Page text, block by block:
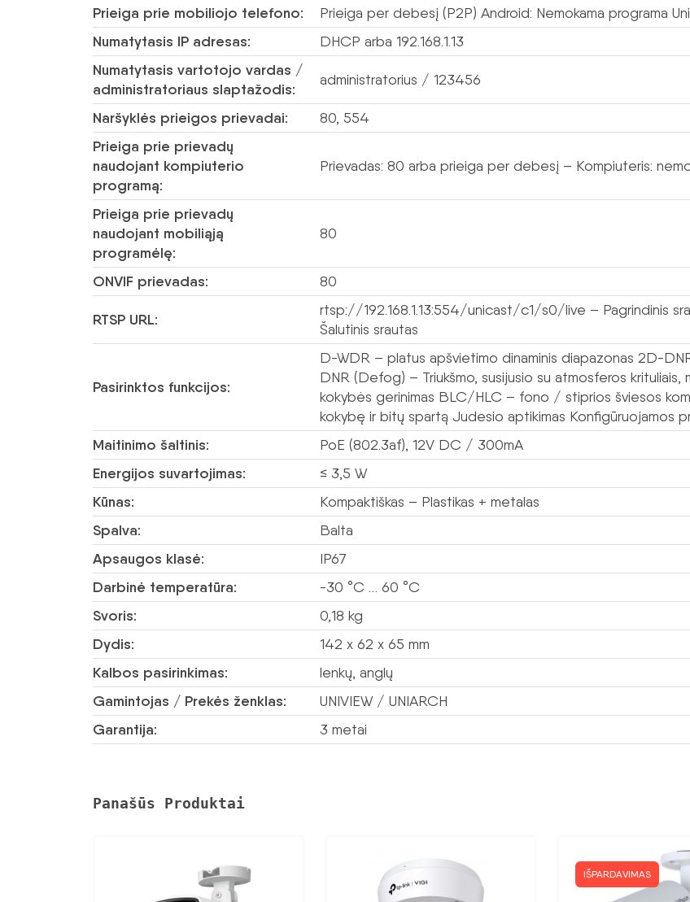
Prieiga prie mobiliojo telefono: Prieiga per debesį (P2P) Android: Nemokama programa
Numatytasis IP adresas: DHCP arba 192.168.1.13
Numatytasis vartotojo vardas /
administratoriaus slaptažodis:
administratorius / 123456
Naršyklės prieigos prievadai: 80, 554
Prieiga prie prievadų
naudojant kompiuterio
programą:
Prievadas: 80 arba prieiga per debesį – Kompiuteris:
Prieiga prie prievadų
naudojant mobiliąją
programėlę:
80
ONVIF prievadas: 80
RTSP URL:
rtsp://192.168.1.13:554/unicast/c1/s0/live – Pagrindinis
Šalutinis srautas
Pasirinktos funkcijos:
D-WDR – platus apšvietimo dinaminis diapazonas 2D-
DNR (Defog) – Triukšmo, susijusio su atmosferos
kokybės gerinimas BLC/HLC – fono / stiprios šviesos
kokybę ir bitų spartą Judesio aptikimas Konfigūruojamos
Maitinimo šaltinis: PoE (802.3af), 12V DC / 300mA
Energijos suvartojimas: ≤ 3,5 W
Kūnas: Kompaktiškas – Plastikas + metalas
Spalva: Balta
Apsaugos klasė: IP67
Darbinė temperatūra: -30 °C … 60 °C
Svoris: 0,18 kg
Dydis: 142 x 62 x 65 mm
Kalbos pasirinkimas: lenkų, anglų
Gamintojas / Prekės ženklas: UNIVIEW / UNIARCH
Garantija: 3 metai
Panašūs Produktai
IŠPARDAVIMAS